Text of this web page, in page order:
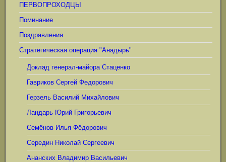
ПЕРВОПРОХОДЦЫ
Поминание
Поздравления
Стратегическая операция "Анадырь"
Доклад генерал-майора Стаценко
Гавриков Сергей Федорович
Герзель Василий Михайлович
Ландарь Юрий Григорьевич
Семёнов Илья Фёдорович
Середин Николай Сергеевич
Ананских Владимир Васильевич